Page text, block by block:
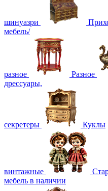
шинуазри
мебель/
разное Разное
дрессуары,
секретеры Куклы
винтажные
мебель в наличии